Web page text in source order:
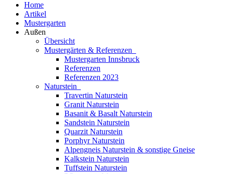
Home
Artikel
Mustergarten
Außen
Übersicht
Mustergärten & Referenzen
Mustergarten Innsbruck
Referenzen
Referenzen 2023
Naturstein
Travertin Naturstein
Granit Naturstein
Basanit & Basalt Naturstein
Sandstein Naturstein
Quarzit Naturstein
Porphyr Naturstein
Alpengneis Naturstein & sonstige Gneise
Kalkstein Naturstein
Tuffstein Naturstein